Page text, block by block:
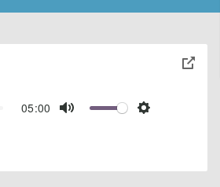
05:00
Mute Settings
toggle